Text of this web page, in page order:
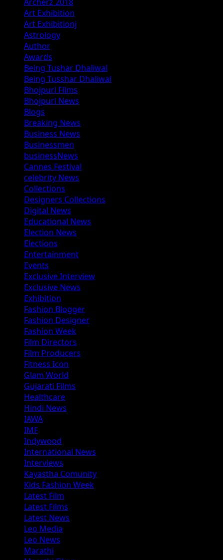
Archerz 2018
Art Exhibition
Art Exhibitionj
Astrology
Author
Awards
Being Tushar Dhaliwal
Being Tusshar Dhaliwal
Bhojpuri Films
Bhojpuri News
Blogs
Breaking News
Business News
Businessmen
businessNews
Cannes Festival
celebrity News
Collections
Designers Collections
Digital News
Educational News
Election News
Elections
Entertainment
Events
Exclusive Interview
Exclusive News
Exhibition
Fashion Blogger
Fashion Designer
Fashion Week
Film Directors
Film Producers
Fitness Icon
Glam World
Gujarati Films
Healthcare
Hindi News
IAWA
IMF
Indywood
International News
Interviews
Kayastha Comunity
Kids Fashion Week
Latest Film
Latest Films
Latest News
Leo Media
Leo News
Marathi